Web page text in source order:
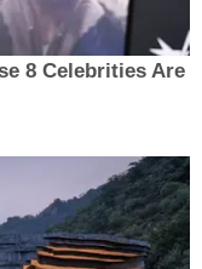
8 Celebrities Are